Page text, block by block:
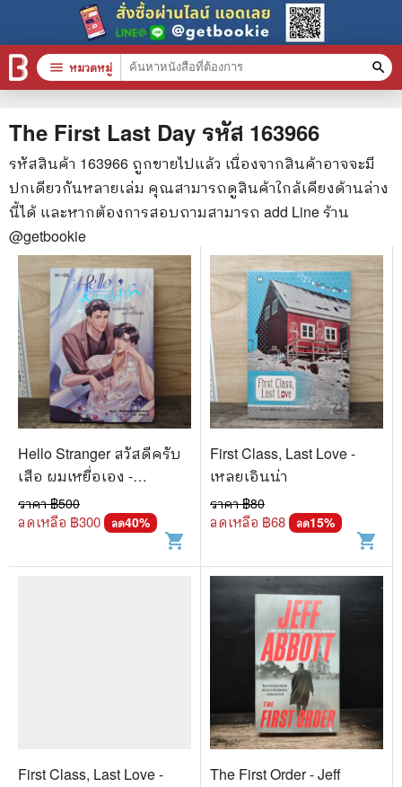
The First Last Day รหัส 163966
รหัสสินค้า 163966 ถูกขายไปแล้ว เนื่องจากสินค้าอาจจะมี
ปกเดียวกันหลายเล่ม คุณสามารถดูสินค้าใกล้เคียงด้านล่าง
นี้ได้ และหากต้องการสอบถามสามารถ add Line ร้าน
@getbookie
Hello Stranger สวัสดีครับ
เสือ ผมเหยื่อเอง -
thefirstdayofautumn
ราคา ฿500
ลดเหลือ ฿300 ลด40%
shopping_cart
First Class, Last Love -
เหลยเอินน่า
ราคา ฿80
ลดเหลือ ฿68 ลด15%
shopping_cart
First Class, Last Love -
The First Order - Jeff
menu หมวดหมู่ search
หมวดหมู่สินค้า
หนังสือทั้งหมด
stars สินค้าใช้เฉพาะแต้มเท่านั้น
📚 หนังสือทั่วไป
🦄 วรรณกรรม นิยาย เรื่องสั้น
🎓 การศึกษา
😼 หนังสือการ์ตูน
🐲 หนังสือเด็ก
🌎 International Books
🎲 Board Game